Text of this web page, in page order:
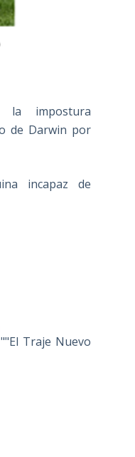
la impostura
de Darwin por
incapaz de
""El Traje Nuevo